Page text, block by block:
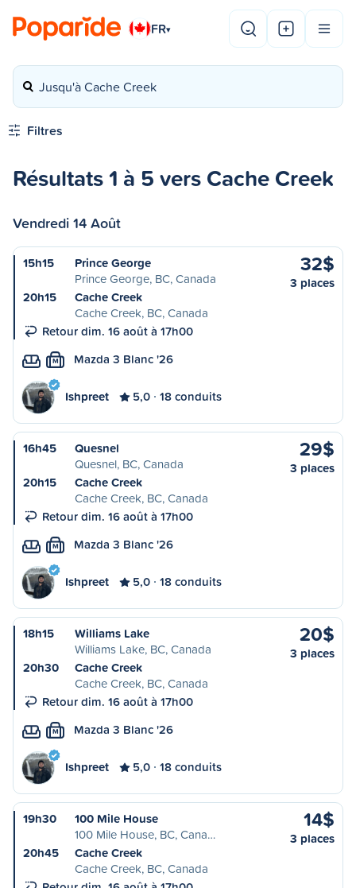
FR▾
Jusqu'à Cache Creek
Filtres
Résultats 1 à 5 vers Cache Creek
Vendredi 14 Août
15h15
Prince George
Prince George, BC, Canada
20h15
Cache Creek
Cache Creek, BC, Canada
Retour dim. 16 août à 17h00
32$
3 places
M Mazda 3 Blanc '26
Ishpreet 5,0 18 conduits
16h45
Quesnel
Quesnel, BC, Canada
20h15
Cache Creek
Cache Creek, BC, Canada
Retour dim. 16 août à 17h00
29$
3 places
M Mazda 3 Blanc '26
Ishpreet 5,0 18 conduits
18h15
Williams Lake
Williams Lake, BC, Canada
20h30
Cache Creek
Cache Creek, BC, Canada
Retour dim. 16 août à 17h00
20$
3 places
M Mazda 3 Blanc '26
Ishpreet 5,0 18 conduits
19h30
100 Mile House
100 Mile House, BC, Cana…
20h45
Cache Creek
Cache Creek, BC, Canada
14$
3 places